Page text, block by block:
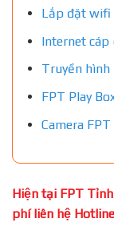
Lắp đặt wifi
Internet cáp
Truyền hình
FPT Play
Camera FPT
Hiện tại FPT
phí liên hệ